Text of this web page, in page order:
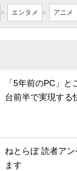
> エンタメ > アニメ
「5年前のPC」
台前半で実現する
ねとらぼ 読者ア
ます